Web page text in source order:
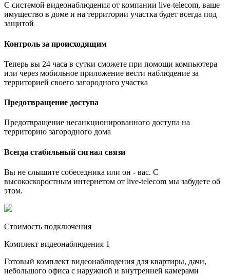
С системой видеонаблюдения от компании live-telecom, ваше
имущество в доме и на территории участка будет всегда под
защитой
Контроль за происходящим
Теперь вы 24 часа в сутки сможете при помощи компьютера
или через мобильное приложение вести наблюдение за
территорией своего загородного участка
Предотвращение доступа
Предотвращение несанкционированного доступа на
территорию загородного дома
Всегда стабильный сигнал связи
Вы не слышите собеседника или он - вас. С
высокоскоростным интернетом от live-telecom мы забудете об
этом.
Стоимость подключения
Комплект видеонаблюдения 1
Готовый комплект видеонаблюдения для квартиры, дачи,
небольшого офиса с наружной и внутренней камерами